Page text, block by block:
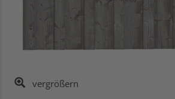
vergrößern